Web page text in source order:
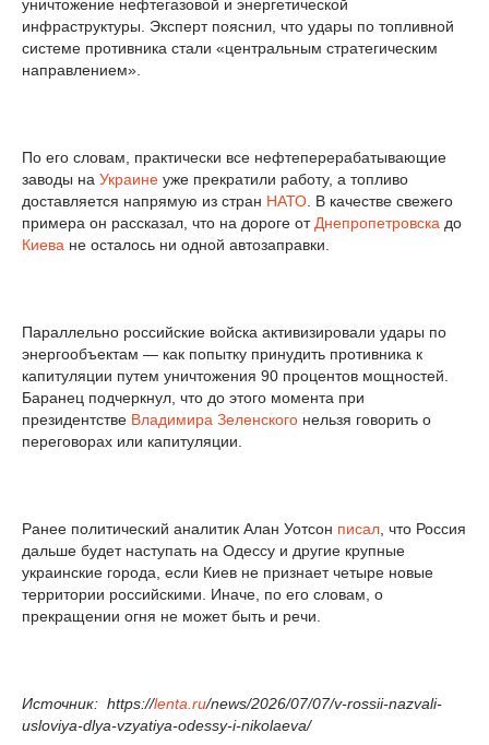
уничтожение нефтегазовой и энергетической
инфраструктуры. Эксперт пояснил, что удары по топливной
системе противника стали «центральным стратегическим
направлением».
По его словам, практически все нефтеперерабатывающие
заводы на Украине уже прекратили работу, а топливо
доставляется напрямую из стран НАТО . В качестве свежего
примера он рассказал, что на дороге от Днепропетровска до
Киева не осталось ни одной автозаправки.
Параллельно российские войска активизировали удары по
энергообъектам — как попытку принудить противника к
капитуляции путем уничтожения 90 процентов мощностей.
Баранец подчеркнул, что до этого момента при
президентстве Владимира Зеленского нельзя говорить о
переговорах или капитуляции.
Ранее политический аналитик Алан Уотсон писал , что Россия
дальше будет наступать на Одессу и другие крупные
украинские города, если Киев не признает четыре новые
территории российскими. Иначе, по его словам, о
прекращении огня не может быть и речи.
Источник: https://lenta.ru/news/2026/07/07/v-rossii-nazvali-
usloviya-dlya-vzyatiya-odessy-i-nikolaeva/